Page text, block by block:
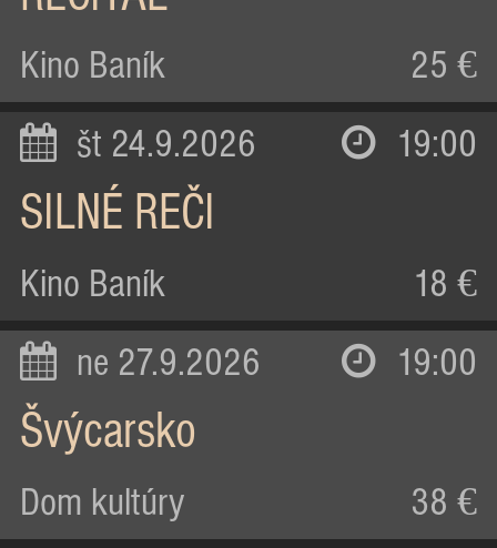
Kino Baník 25 €
št 24.9.2026 19:00
SILNÉ REČI
Kino Baník 18 €
ne 27.9.2026 19:00
Švýcarsko
Dom kultúry 38 €